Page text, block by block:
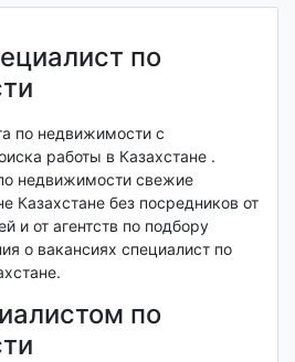
по
по недвижимости с
работы в Казахстане .
недвижимости свежие
Казахстане без посредников от
и от агентств по подбору
о вакансиях специалист по
по